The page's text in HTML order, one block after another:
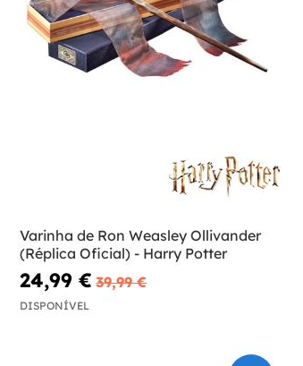
Varinha de Ron Weasley Ollivander
(Réplica Oficial) - Harry Potter
24,99 € 39,99 €
DISPONÍVEL